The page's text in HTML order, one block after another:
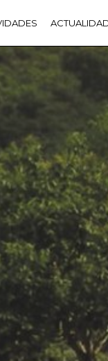
PREMIOS GOYA
LA ACADEMIA DE CINE